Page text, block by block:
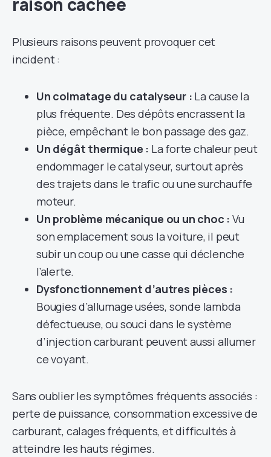
Plusieurs raisons peuvent provoquer cet
incident :
Un colmatage du catalyseur : La cause la
plus fréquente. Des dépôts encrassent la
pièce, empêchant le bon passage des gaz.
Un dégât thermique : La forte chaleur peut
endommager le catalyseur, surtout après
des trajets dans le trafic ou une surchauffe
moteur.
Un problème mécanique ou un choc : Vu
son emplacement sous la voiture, il peut
subir un coup ou une casse qui déclenche
l’alerte.
Dysfonctionnement d’autres pièces :
Bougies d’allumage usées, sonde lambda
défectueuse, ou souci dans le système
d’injection carburant peuvent aussi allumer
ce voyant.
Sans oublier les symptômes fréquents associés :
perte de puissance, consommation excessive de
carburant, calages fréquents, et difficultés à
atteindre les hauts régimes.